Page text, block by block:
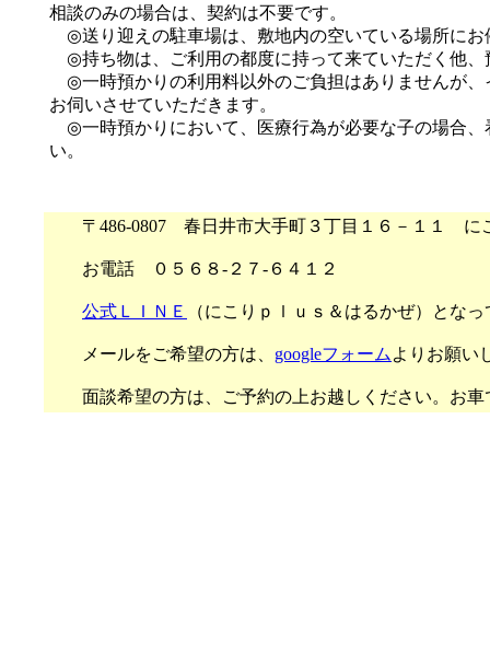
相談のみの場合は、契約は不要です。
◎送り迎えの駐車場は、敷地内の空いている場所にお
◎持ち物は、ご利用の都度に持って来ていただく他、
◎一時預かりの利用料以外のご負担はありませんが、
お伺いさせていただきます。
◎一時預かりにおいて、医療行為が必要な子の場合
い。
〒486-0807 春日井市大手町３丁目１６－１１ に
お電話 ０５６８‐２７‐６４１２
公式ＬＩＮＥ （にこりｐｌｕｓ＆はるかぜ）とな
メールをご希望の方は、 googleフォーム よりお願い
面談希望の方は、ご予約の上お越しください。お車